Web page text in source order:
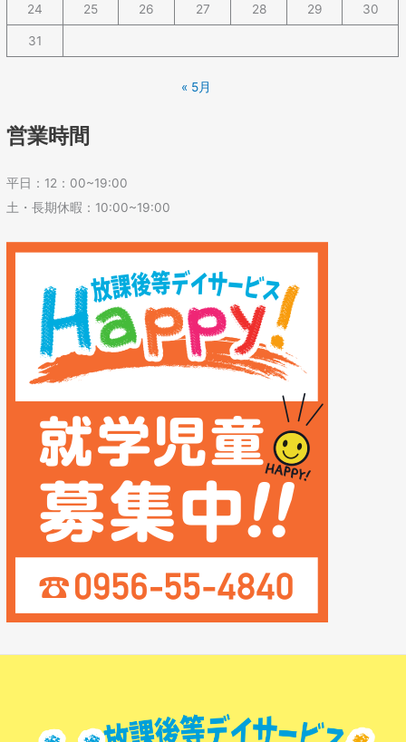
24 25 26 27 28 29 30
31
« 5月
営業時間
平日：12：00~19:00
土・長期休暇：10:00~19:00